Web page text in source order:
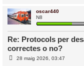
oscar440
N8
Re: Protocols per
correctes o no?
E28 maig 2026, 03:47